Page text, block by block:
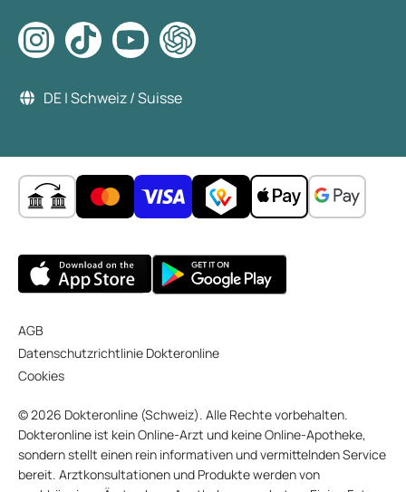
Medikamentenallergie
Medikamente, wie Antibiotika und bestimmte
Hormone, können eine allergische Reaktion
Beispiel.
DE | Schweiz / Suisse
AGB
Datenschutzrichtlinie Dokteronline
Cookies
© 2026 Dokteronline (Schweiz). Alle Rechte vorbehalten.
Dokteronline ist kein Online-Arzt und keine Online-Apotheke,
sondern stellt einen rein informativen und vermittelnden Service
bereit. Arztkonsultationen und Produkte werden von